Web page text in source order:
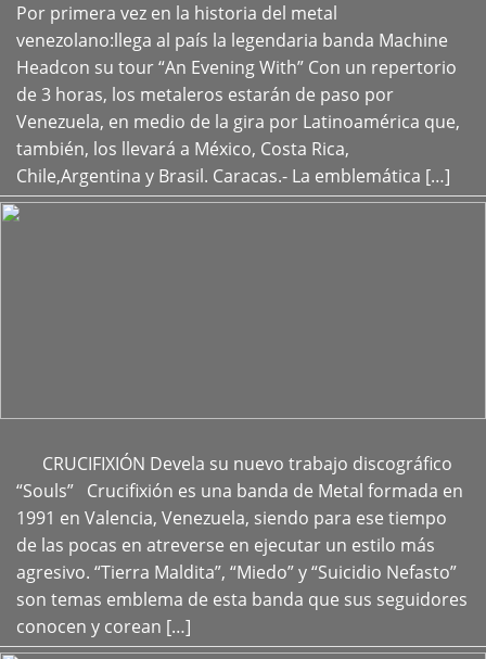
Por primera vez en la historia del metal
venezolano:llega al país la legendaria banda Machine
Headcon su tour “An Evening With” Con un repertorio
de 3 horas, los metaleros estarán de paso por
Venezuela, en medio de la gira por Latinoamérica que,
también, los llevará a México, Costa Rica,
Chile,Argentina y Brasil. Caracas.- La emblemática […]
+
CRUCIFIXIÓN Devela su nuevo trabajo discográfico
“Souls” Crucifixión es una banda de Metal formada en
1991 en Valencia, Venezuela, siendo para ese tiempo
de las pocas en atreverse en ejecutar un estilo más
agresivo. “Tierra Maldita”, “Miedo” y “Suicidio Nefasto”
son temas emblema de esta banda que sus seguidores
conocen y corean […]
+